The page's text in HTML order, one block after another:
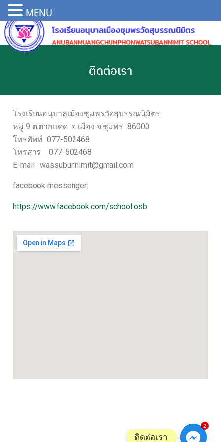
ติดต่อเรา
โรงเรียนอนุบาลเมืองชุมพรวัดสุบรรณนิมิตร
หมู่ 9 ต.ตากแดด อ.เมือง จ.ชุมพร 86000
โทรศัพท์ 077-502468
โทรสาร 077-502468
E-mail : wassubunnimit@gmail.com
facebook messenger:
https://www.facebook.com/school.osb
MENU
2
ติดต่อเรา